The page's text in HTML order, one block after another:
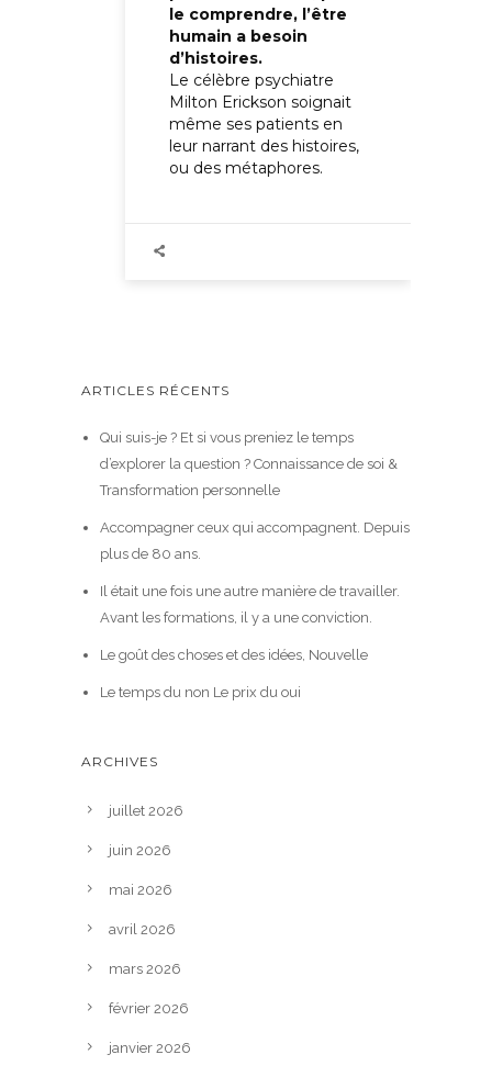
le comprendre, l’être
humain a besoin
d’histoires.
Le célèbre psychiatre
Milton Erickson soignait
même ses patients en
leur narrant des histoires,
ou des métaphores.
ARTICLES RÉCENTS
Qui suis-je ? Et si vous preniez le temps
d’explorer la question ? Connaissance de soi &
Transformation personnelle
Accompagner ceux qui accompagnent. Depuis
plus de 80 ans.
Il était une fois une autre manière de travailler.
Avant les formations, il y a une conviction.
Le goût des choses et des idées, Nouvelle
Le temps du non Le prix du oui
ARCHIVES
juillet 2026
juin 2026
mai 2026
avril 2026
mars 2026
février 2026
janvier 2026